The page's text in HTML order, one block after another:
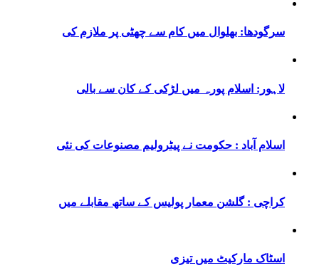
سرگودھا: بھلوال میں کام سے چھٹی پر ملازم کی
لاہور: اسلام پورہ میں لڑکی کے کان سے بالی
اسلام آباد : حکومت نے پیٹرولیم مصنوعات کی نئی
کراچی : گلشن معمار پولیس کے ساتھ مقابلے میں
اسٹاک مارکیٹ میں تیزی